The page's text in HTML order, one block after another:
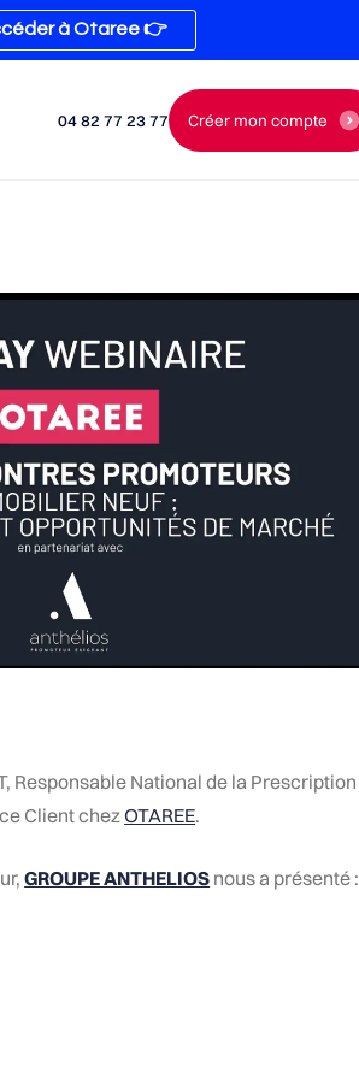
04 82 77 23 77 Créer mon compte
Responsable National de la Prescription
Client chezOTAREE.
GROUPE ANTHELIOS nous a présenté :